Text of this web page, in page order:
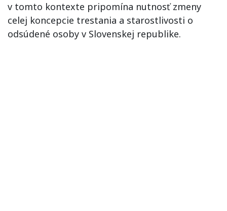
v tomto kontexte pripomína nutnosť zmeny
celej koncepcie trestania a starostlivosti o
odsúdené osoby v Slovenskej republike.